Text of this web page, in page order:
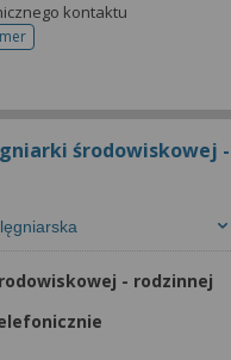
kontaktu
do rejestracji
środowiskowej -
- rodzinnej